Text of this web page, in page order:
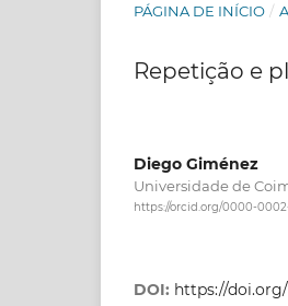
PÁGINA DE INÍCIO /
Repetição e
Diego Giménez
Universidade de
https://orcid.org/0000-
DOI: https://doi.org/